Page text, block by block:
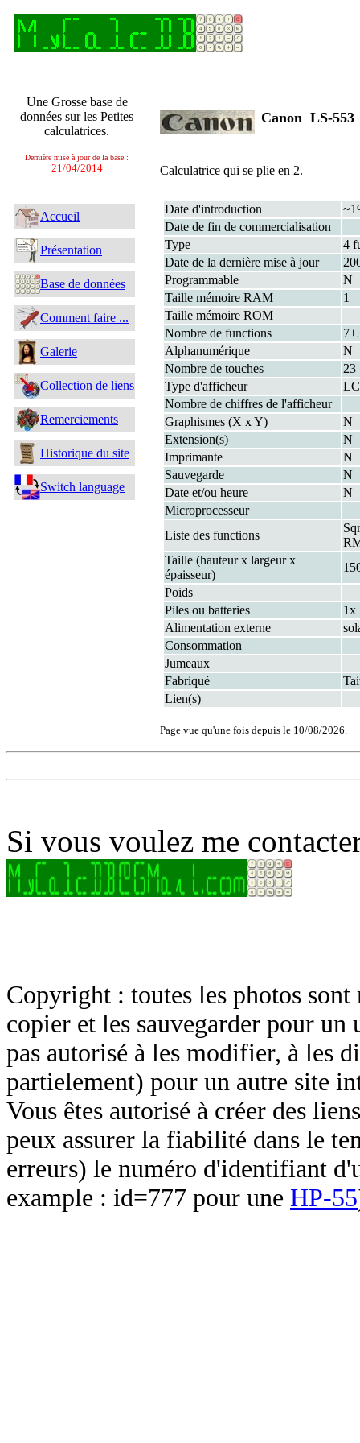
Une Grosse base de
données sur les Petites
calculatrices.
Dernière mise à jour de la base :
21/04/2014
Accueil
Présentation
Base de données
Comment faire ...
Galerie
Collection de liens
Remerciements
Historique du site
Switch language
Canon LS-
Calculatrice qui se plie en 2.
Date d'introduction
Date de fin de commercialisation
Type
4
Date de la dernière mise à jour
Programmable
N
Taille mémoire RAM
1
Taille mémoire ROM
Nombre de functions
Alphanumérique
N
Nombre de touches
23
Type d'afficheur
Nombre de chiffres de l'afficheur
Graphismes (X x Y)
N
Extension(s)
N
Imprimante
N
Sauvegarde
N
Date et/ou heure
N
Microprocesseur
Liste des functions
Taille (hauteur x largeur x
épaisseur)
Poids
Piles ou batteries
1x
Alimentation externe
Consommation
Jumeaux
Fabriqué
Lien(s)
Page vue qu'une fois depuis le 10/08/2026.
Si vous voulez me
Copyright : toutes les photos sont
copier et les sauvegarder pour un
pas autorisé à les modifier, à les
partielement) pour un autre site
Vous êtes autorisé à créer des
peux assurer la fiabilité dans le
erreurs) le numéro d'identifiant
example : id=777 pour une HP-55